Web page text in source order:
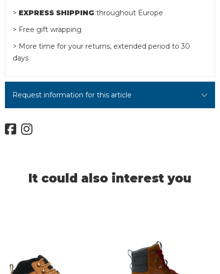
> EXPRESS SHIPPING throughout Europe
> Free gift wrapping
> More time for your returns, extended period to 30
days
Request information for this article
It could also interest you